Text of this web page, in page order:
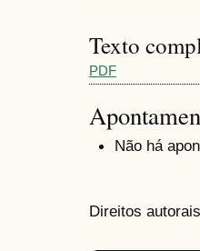
Texto
PDF
Não há
Direitos